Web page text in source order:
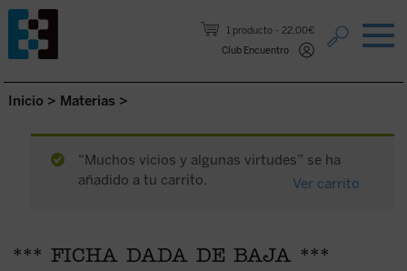
1 producto
22,00€
Club Encuentro
Saltar al contenido.
Inicio > Materias >
“Muchos vicios y algunas virtudes” se ha
añadido a tu carrito.
Ver carrito
*** FICHA DADA DE BAJA ***